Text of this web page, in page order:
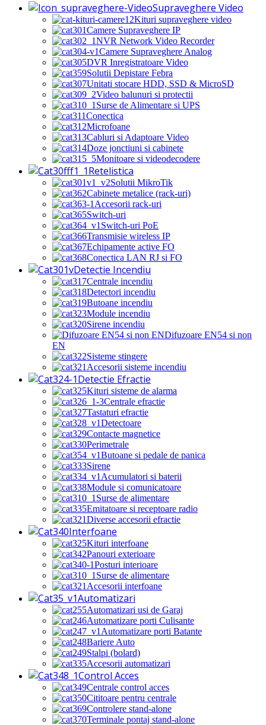
Supraveghere Video
Kituri supraveghere video
Camere Supraveghere IP
NVR Network Video Recorder
Camere Supraveghere Analog
DVR Inregistratoare Video
Solutii Depistare Febra
Unitati stocare HDD, SSD & MicroSD
Video balunuri si protectii
Surse de Alimentare si UPS
Conectica
Microfoane
Cabluri si Adaptoare Video
Doze jonctiuni si cabinete
Monitoare si videodecodere
Retelistica
Solutii MikroTik
Cabinete metalice (rack-uri)
Accesorii rack-uri
Switch-uri
Switch-uri PoE
Transmisie wireless IP
Echipamente active FO
Conectica LAN RJ si FO
Detectie Incendiu
Centrale incendiu
Detectori incendiu
Butoane incendiu
Module incendiu
Sirene incendiu
Difuzoare EN54 si non
EN
Sisteme stingere
Accesorii sisteme incendiu
Detectie Efractie
Kituri sisteme de alarma
Centrale efractie
Tastaturi efractie
Detectoare
Contacte magnetice
Perimetrale
Butoane si pedale de panica
Sirene
Acumulatori si baterii
Module si comunicatoare
Surse de alimentare
Emitatoare si receptoare radio
Diverse accesorii efractie
Interfoane
Kituri interfoane
Panouri exterioare
Posturi interioare
Surse de alimentare
Accesorii interfoane
Automatizari
Automatizari usi de Garaj
Automatizare porti Culisante
Automatizare porti Batante
Bariere Auto
Stalpi (bolard)
Accesorii automatizari
Control Acces
Centrale control acces
Cititoare pentru centrale
Controlere stand-alone
Terminale pontaj stand-alone